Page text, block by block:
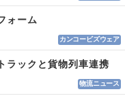
ォーム
カンコービズウェア
ックと貨物列車連携
物流ニュース